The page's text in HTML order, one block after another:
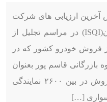
آخرین ارزیابی های شرکت
بازرسی و کیفیت استاندارد ایران(ISQI) در مراسم تجلیل از
فروش خودرو‌ کشور که در
بازرگانی قاسم پور بعنوان
نمایندگی برتر خدمات پس از فروش در بین ۲۶۰۰ نمایندگی
[…]